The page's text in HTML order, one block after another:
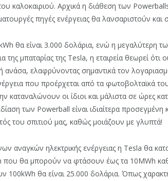
καλοκαιριού. Αρχικά η διάθεση των
πηγές ενέργειας θα λανσαριστούν και
θα είναι 3.000 δολάρια, ενώ η μεγαλύτερη
της μπαταρίας της Tesla, η εταιρεία θεωρεί
ανάσα, ελαφρύνοντας σημαντικά τον
που προέρχεται από τα φωτοβολταϊκά
καταναλώνουν οι ίδιοι και μάλιστα σε ώρες
των Powerball είναι ιδιαίτερα
του σπιτιού μας, καθώς μοιάζουν με γλυπτά!
αναγκών ηλεκτρικής ενέργειας η Tesla θα
που θα μπορούν να φτάσουν έως τα 10MWh
100kWh θα είναι 25.000 δολάρια. Όπως